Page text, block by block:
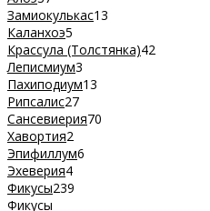
Замиокулькас13
Каланхоэ5
Крассула (Толстянка)42
Леписмиум3
Пахиподиум13
Рипсалис27
Сансевиерия70
Хавортия2
Эпифиллум6
Эхеверия4
Фикусы239
Фикусы